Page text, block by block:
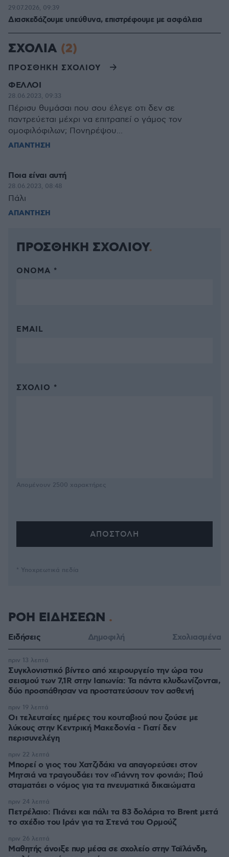
Διασκεδάζουμε υπεύθυνα, επιστρέφουμε με ασφάλεια
29.07.2026, 09:39
ΣΧΟΛΙΑ (2)
ΠΡΟΣΘΗΚΗ ΣΧΟΛΙΟΥ
ΦΕΛΛΟΙ
28.06.2023, 09:33
Πέρισυ θυμάσαι που σου έλεγε οτι δεν σε
παντρεύεται μέχρι να επιτραπεί ο γάμος τον
ομοφιλόφιλων; Πονηρέψου...
ΑΠΑΝΤΗΣΗ
Ποια είναι αυτή
28.06.2023, 08:48
Πάλι
ΑΠΑΝΤΗΣΗ
ΠΡΟΣΘΗΚΗ ΣΧΟΛΙΟΥ
ΌΝΟΜΑ *
EMAIL
ΣΧΌΛΙΟ *
Απομένουν 2500 χαρακτήρες
* Υποχρεωτικά πεδία
ΡΟΗ ΕΙΔΗΣΕΩΝ
Ειδήσεις Δημοφιλή Σχολιασμένα
Συγκλονιστικό βίντεο από χειρουργείο την ώρα του
σεισμού των 7,1R στην Ιαπωνία: Τα πάντα κλυδωνίζονται,
δύο προσπάθησαν να προστατεύσουν τον ασθενή
πριν 13 λεπτά
Οι τελευταίες ημέρες του κουταβιού που ζούσε με
λύκους στην Κεντρική Μακεδονία - Γιατί δεν
περισυνελέγη
πριν 19 λεπτά
Μπορεί ο γιος του Χατζιδάκι να απαγορεύσει στον
Μητσιά να τραγουδάει τον «Γιάννη τον φονιά»; Πού
σταματάει ο νόμος για τα πνευματικά δικαιώματα
πριν 22 λεπτά
Πετρέλαιο: Πιάνει και πάλι τα 83 δολάρια το Brent μετά
το σχέδιο του Ιράν για τα Στενά του Ορμούζ
πριν 24 λεπτά
Μαθητής άνοιξε πυρ μέσα σε σχολείο στην Ταϊλάνδη,
πριν 26 λεπτά